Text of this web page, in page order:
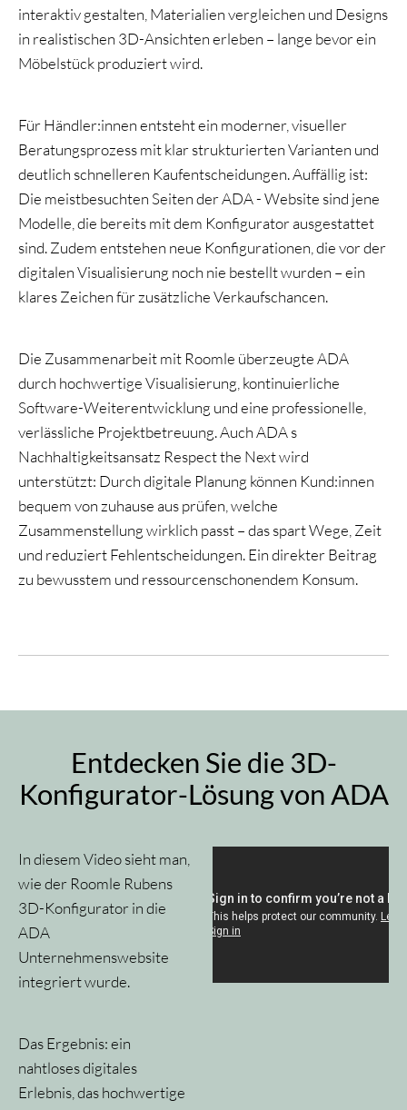
interaktiv gestalten, Materialien vergleichen und Designs
in realistischen 3D-Ansichten erleben – lange bevor ein
Möbelstück produziert wird.
Für Händler:innen entsteht ein moderner, visueller
Beratungsprozess mit klar strukturierten Varianten und
deutlich schnelleren Kaufentscheidungen. Auffällig ist:
Die meistbesuchten Seiten der ADA - Website sind jene
Modelle, die bereits mit dem Konfigurator ausgestattet
sind. Zudem entstehen neue Konfigurationen, die vor der
digitalen Visualisierung noch nie bestellt wurden – ein
klares Zeichen für zusätzliche Verkaufschancen.
Die Zusammenarbeit mit Roomle überzeugte ADA
durch hochwertige Visualisierung, kontinuierliche
Software-Weiterentwicklung und eine professionelle,
verlässliche Projektbetreuung. Auch ADA s
Nachhaltigkeitsansatz Respect the Next wird
unterstützt: Durch digitale Planung können Kund:innen
bequem von zuhause aus prüfen, welche
Zusammenstellung wirklich passt – das spart Wege, Zeit
und reduziert Fehlentscheidungen. Ein direkter Beitrag
zu bewusstem und ressourcenschonendem Konsum.
Entdecken Sie die 3D-
Konfigurator-Lösung von ADA
In diesem Video sieht man,
wie der Roomle Rubens
3D-Konfigurator in die
ADA
Unternehmenswebsite
integriert wurde.
Das Ergebnis: ein
nahtloses digitales
Erlebnis, das hochwertige